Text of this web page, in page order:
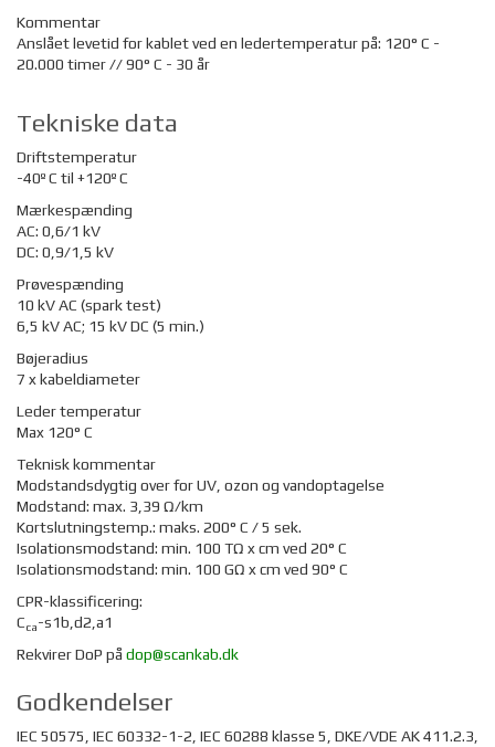
Kommentar
Anslået levetid for kablet ved en ledertemperatur på: 120° C -
20.000 timer // 90° C - 30 år
Tekniske data
Driftstemperatur
-40º C til +120º C
Mærkespænding
AC: 0,6/1 kV
DC: 0,9/1,5 kV
Prøvespænding
10 kV AC (spark test)
6,5 kV AC; 15 kV DC (5 min.)
Bøjeradius
7 x kabeldiameter
Leder temperatur
Max 120° C
Teknisk kommentar
Modstandsdygtig over for UV, ozon og vandoptagelse
Modstand: max. 3,39 Ω/km
Kortslutningstemp.: maks. 200° C / 5 sek.
Isolationsmodstand: min. 100 TΩ x cm ved 20° C
Isolationsmodstand: min. 100 GΩ x cm ved 90° C
CPR-klassificering:
Cca-s1b,d2,a1
Rekvirer DoP på dop@scankab.dk
Godkendelser
IEC 50575, IEC 60332-1-2, IEC 60288 klasse 5, DKE/VDE AK 411.2.3,